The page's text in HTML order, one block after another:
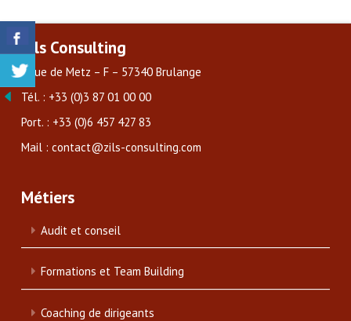
Zils Consulting
3 rue de Metz – F – 57340 Brulange
Tél. : +33 (0)3 87 01 00 00
Port. : +33 (0)6 457 427 83
Mail : contact@zils-consulting.com
Métiers
Audit et conseil
Formations et Team Building
Coaching de dirigeants